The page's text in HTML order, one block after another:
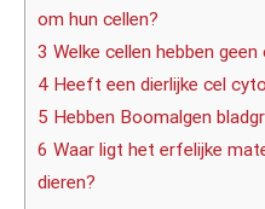
om hun cellen?
3 Welke cellen hebben geen
4 Heeft een dierlijke cel
5 Hebben Boomalgen
6 Waar ligt het erfelijke
dieren?